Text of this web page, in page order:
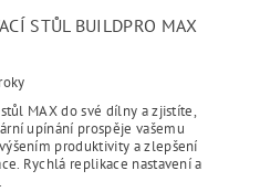
STŮL BUILDPRO MAX
MAX do své dílny a zjistíte,
upínání prospěje vašemu
produktivity a zlepšení
Rychlá replikace nastavení a